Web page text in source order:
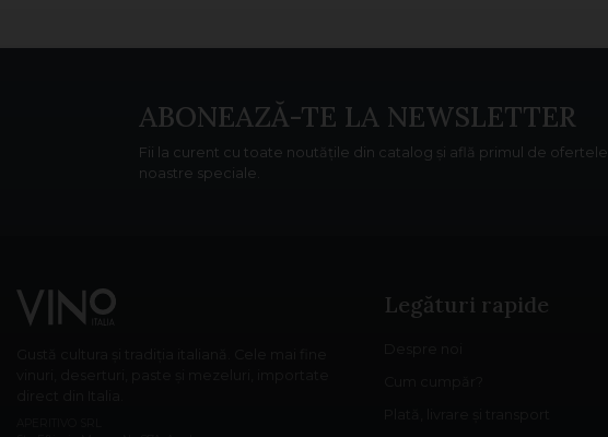
ABONEAZĂ-TE LA NEWSLETTER
Fii la curent cu toate noutățile din catalog și află primul de ofertele
noastre speciale.
Legături rapide